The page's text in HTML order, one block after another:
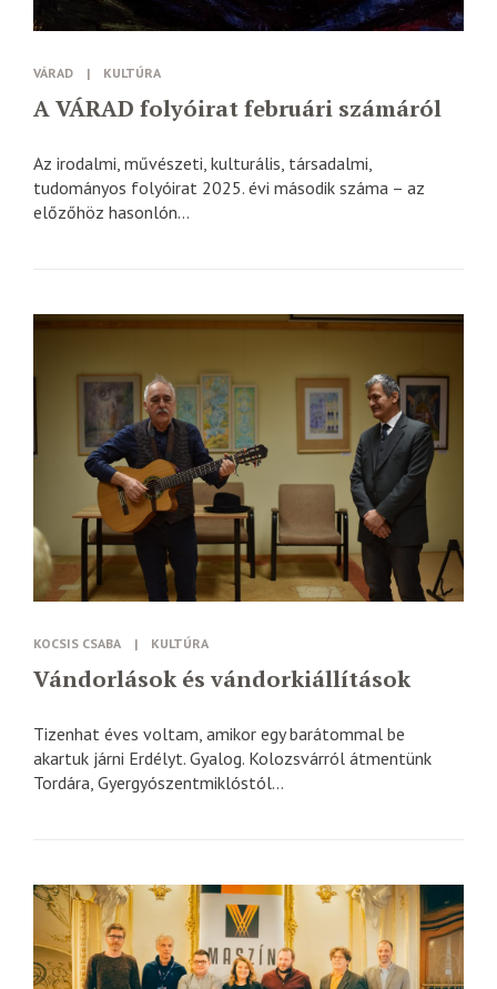
VÁRAD | KULTÚRA
A VÁRAD folyóirat februári számáról
Az irodalmi, művészeti, kulturális, társadalmi,
tudományos folyóirat 2025. évi második száma – az
előzőhöz hasonlón...
KOCSIS CSABA | KULTÚRA
Vándorlások és vándorkiállítások
Tizenhat éves voltam, amikor egy barátommal be
akartuk járni Erdélyt. Gyalog. Kolozsvárról átmentünk
Tordára, Gyergyószentmiklóstól...